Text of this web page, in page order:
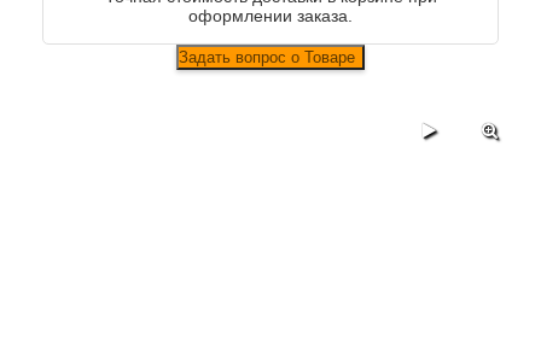
оформлении заказа.